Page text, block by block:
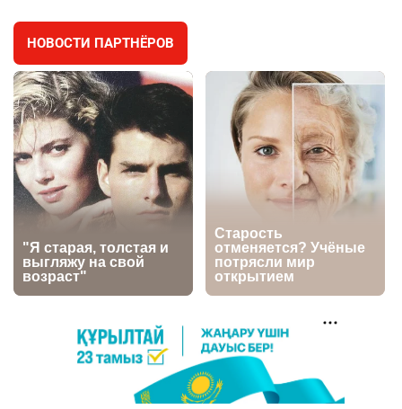
🇫🇷 Клуб ПСЖ объявил об открытии своей
футбольной академии в Астане
2634 2 39
5
🇺🇸🇯🇵 США и Япония провели совместную
интервенцию для спасения иены
2693 1 16
2722 6
Казахстане продолжают расти цены на
баранину и конину
2430 5 17
НОВОСТИ ПАРТНЁРОВ